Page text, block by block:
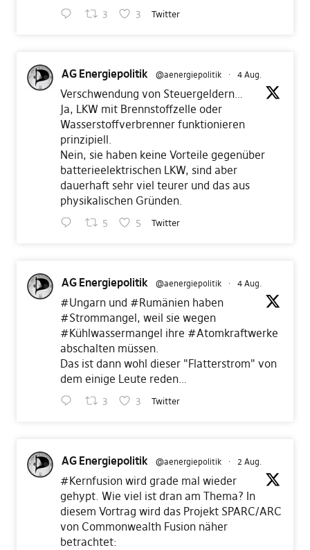
3 3 Twitter
AG Energiepolitik @aenergiepolitik · 4 Aug.
Verschwendung von Steuergeldern…
Ja, LKW mit Brennstoffzelle oder
Wasserstoffverbrenner funktionieren
prinzipiell.
Nein, sie haben keine Vorteile gegenüber
batterieelektrischen LKW, sind aber
dauerhaft sehr viel teurer und das aus
physikalischen Gründen.
5 5 Twitter
AG Energiepolitik @aenergiepolitik · 4 Aug.
#Ungarnund #Rumänienhaben
#Strommangel, weil sie wegen
#Kühlwassermangel ihre #Atomkraftwerke
abschalten müssen.
Das ist dann wohl dieser "Flatterstrom" von
dem einige Leute reden…
3 3 Twitter
AG Energiepolitik @aenergiepolitik · 2 Aug.
#Kernfusionwird grade mal wieder
gehypt. Wie viel ist dran am Thema? In
diesem Vortrag wird das Projekt SPARC/ARC
von Commonwealth Fusion näher
betrachtet: